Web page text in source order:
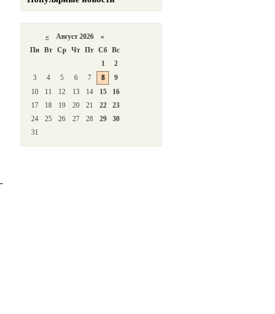
« Август 2026 »
Пн Вт Ср Чт Пт Сб Вс
1
2
3
4 5 6 7 8
9
10
11 12 13 14 15
16
17
18 19 20 21 22
23
24
25 26 27 28 29
30
31